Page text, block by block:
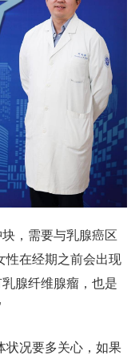
，需要与乳腺癌区
性在经期之前会出现
腺纤维腺瘤，也是
状况要多关心，如果